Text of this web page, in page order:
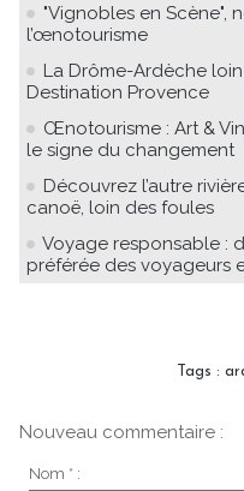
"Vignobles en Scène",
l’œnotourisme
La Drôme-Ardèche
Destination Provence
Œnotourisme : Art &
le signe du changement
Découvrez l’autre
canoë, loin des foules
Voyage responsable :
préférée des voyageurs
Tags :
Nouveau commentaire :
Nom * :